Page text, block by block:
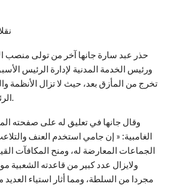
حذر عبد سارة جانها آخر من تولى منصب
ورئيس الخدمة المدنية لإدارة الرئيس
تخرج من المأزق بعد، حيث لا تزال الأنظمة
الرئيس السابق جامي قائمة.
وقال جانها في تعليق له على صفحته
الغامبية: « إن جامي استخدم العنف
الجماعات المعارضة له، ومنح المكافآت
ولايزال عدد كبير من قاعدته الشعبية
مجردا من السلطة، ومما أثار استياء